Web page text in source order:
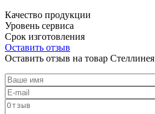
Качество продукции
Уровень сервиса
Срок изготовления
Оставить отзыв
Оставить отзыв на товар Стеллинея